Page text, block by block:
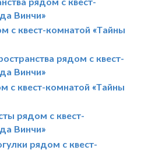
Винчи»
с квест-комнатой «Тайны
рядом с квест-
Винчи»
с квест-комнатой «Тайны
рядом с квест-
Винчи»
рядом с квест-